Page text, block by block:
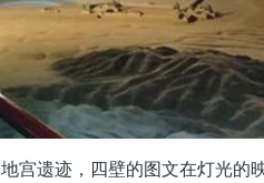
宫遗迹，四壁的图文在灯光的